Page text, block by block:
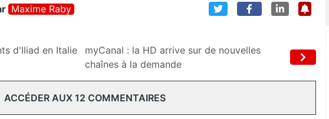
Maxime Raby
d'Iliad en Italie
myCanal : la HD arrive sur de nouvelles
chaînes à la demande
ACCÉDER AUX 12 COMMENTAIRES